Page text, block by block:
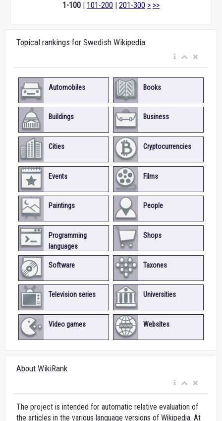
1-100 | 101-200 | 201-300 > >>
Topical rankings for Swedish Wikipedia
Automobiles Books
Buildings Business
Cities Cryptocurrencies
Events Films
Paintings People
Programming
languages
Shops
Software Taxones
Television series Universities
Video games Websites
About WikiRank
The project is intended for automatic relative evaluation of
the articles in the various language versions of Wikipedia. At